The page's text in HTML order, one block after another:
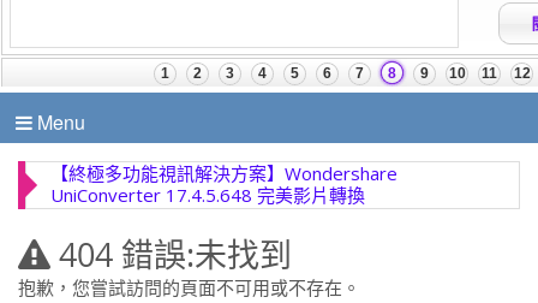
Menu
【終極多功能視訊解決方案】Wondershare
UniConverter 17.4.5.648 完美影片轉換
404 錯誤:未找到
抱歉，您嘗試訪問的頁面不可用或不存在。